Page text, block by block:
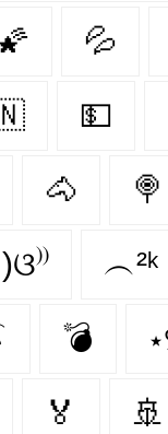
💦
💵
🐴 🍭
︵²ᵏ
💣
🏅 🚢